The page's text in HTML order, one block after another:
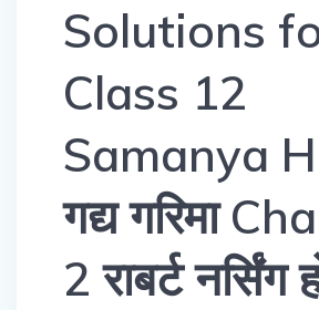
Solutions
Class 12
Samanya
गद्य गरिमा
2 राबर्ट नर्सिंग